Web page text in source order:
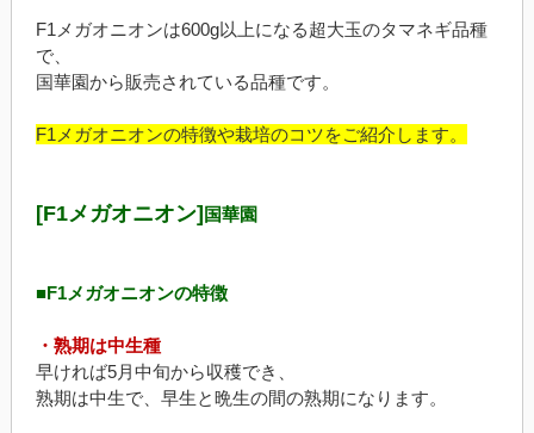
F1メガオニオンは600g以上になる超大玉のタマネギ品種
で、
国華園から販売されている品種です。
F1メガオニオンの特徴や栽培のコツをご紹介します。
[F1メガオニオン]国華園
■F1メガオニオンの特徴
・熟期は中生種
早ければ5月中旬から収穫でき、
熟期は中生で、早生と晩生の間の熟期になります。